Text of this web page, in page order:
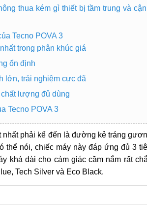
thua kém gì thiết bị tầm trung và cận
Tecno POVA 3
trong phân khúc giá
ổn định
lớn, trải nghiệm cực đã
lượng đủ dùng
Tecno POVA 3
phải kể đến là đường kẻ tráng
thể nói, chiếc máy này đáp ứng đủ 3
khá dài cho cảm giác cầm nắm rất
Tech Silver và Eco Black.